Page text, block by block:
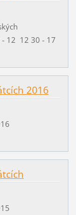
12 12 30 - 17
2016